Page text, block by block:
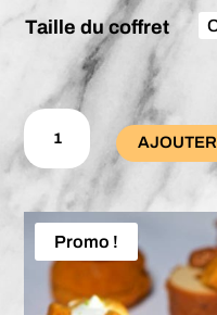
Taille du coffret
quantité
Coffret
Minis
Gourmands
Promo !